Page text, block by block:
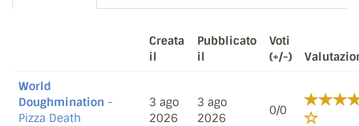
Creata
il
Pubblicato
il
Voti
(+/-)
World
Doughmination -
Pizza Death
3 ago
2026
3 ago
2026
0/0